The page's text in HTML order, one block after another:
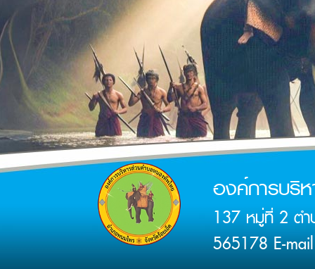
องค์การบริ
137 หมู่ที่ 2 ​ตำ
565178 E-